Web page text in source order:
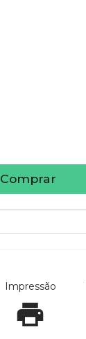
Comprar
Impressão